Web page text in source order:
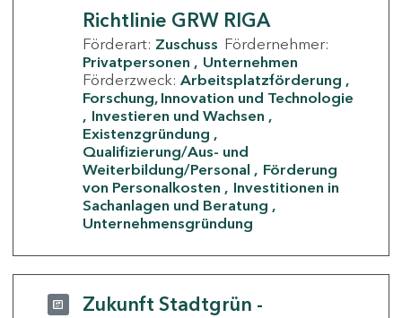
Richtlinie GRW RIGA
Förderart: Zuschuss Fördernehmer:
Privatpersonen
Unternehmen
Förderzweck: Arbeitsplatzförderung
Forschung, Innovation und Technologie
Investieren und Wachsen
Existenzgründung
Qualifizierung/Aus- und
Weiterbildung/Personal
Förderung
von Personalkosten
Investitionen in
Sachanlagen und Beratung
Unternehmensgründung
Zukunft Stadtgrün -